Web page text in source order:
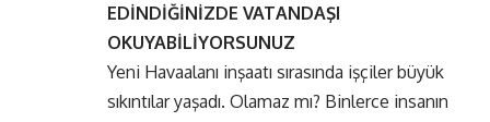
EDİNDİĞİNİZDE VATANDAŞI
OKUYABİLİYORSUNUZ
Yeni Havaalanı inşaatı sırasında işçiler büyük
sıkıntılar yaşadı. Olamaz mı? Binlerce insanın